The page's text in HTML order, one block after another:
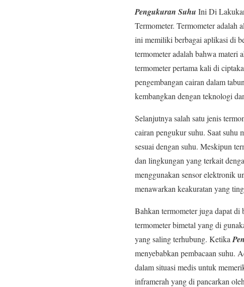
Pengukuran Suhu Ini Di
Termometer. Termometer adalah
ini memiliki berbagai aplikasi di
termometer adalah bahwa materi
termometer pertama kali di
pengembangan cairan dalam
kembangkan dengan teknologi
Selanjutnya salah satu jenis
cairan pengukur suhu. Saat suhu
sesuai dengan suhu. Meskipun
dan lingkungan yang terkait
menggunakan sensor elektronik
menawarkan keakuratan yang
Bahkan termometer juga dapat di
termometer bimetal yang di
yang saling terhubung. Ketika
menyebabkan pembacaan suhu.
dalam situasi medis untuk
inframerah yang di pancarkan